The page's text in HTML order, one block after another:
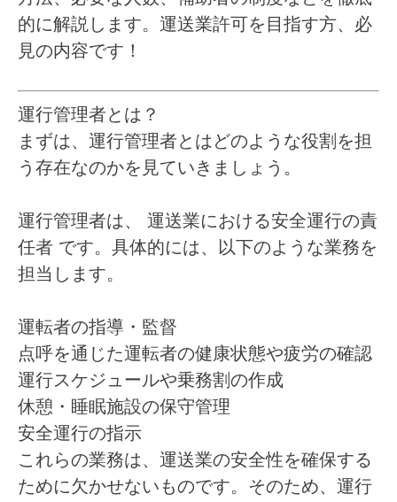
的に解説します。運送業許可を目指す方、必
見の内容です！
運行管理者とは？
まずは、運行管理者とはどのような役割を担
う存在なのかを見ていきましょう。
運行管理者は、 運送業における安全運行の責
任者 です。具体的には、以下のような業務を
担当します。
運転者の指導・監督
点呼を通じた運転者の健康状態や疲労の確認
運行スケジュールや乗務割の作成
休憩・睡眠施設の保守管理
安全運行の指示
これらの業務は、運送業の安全性を確保する
ために欠かせないものです。そのため、運行